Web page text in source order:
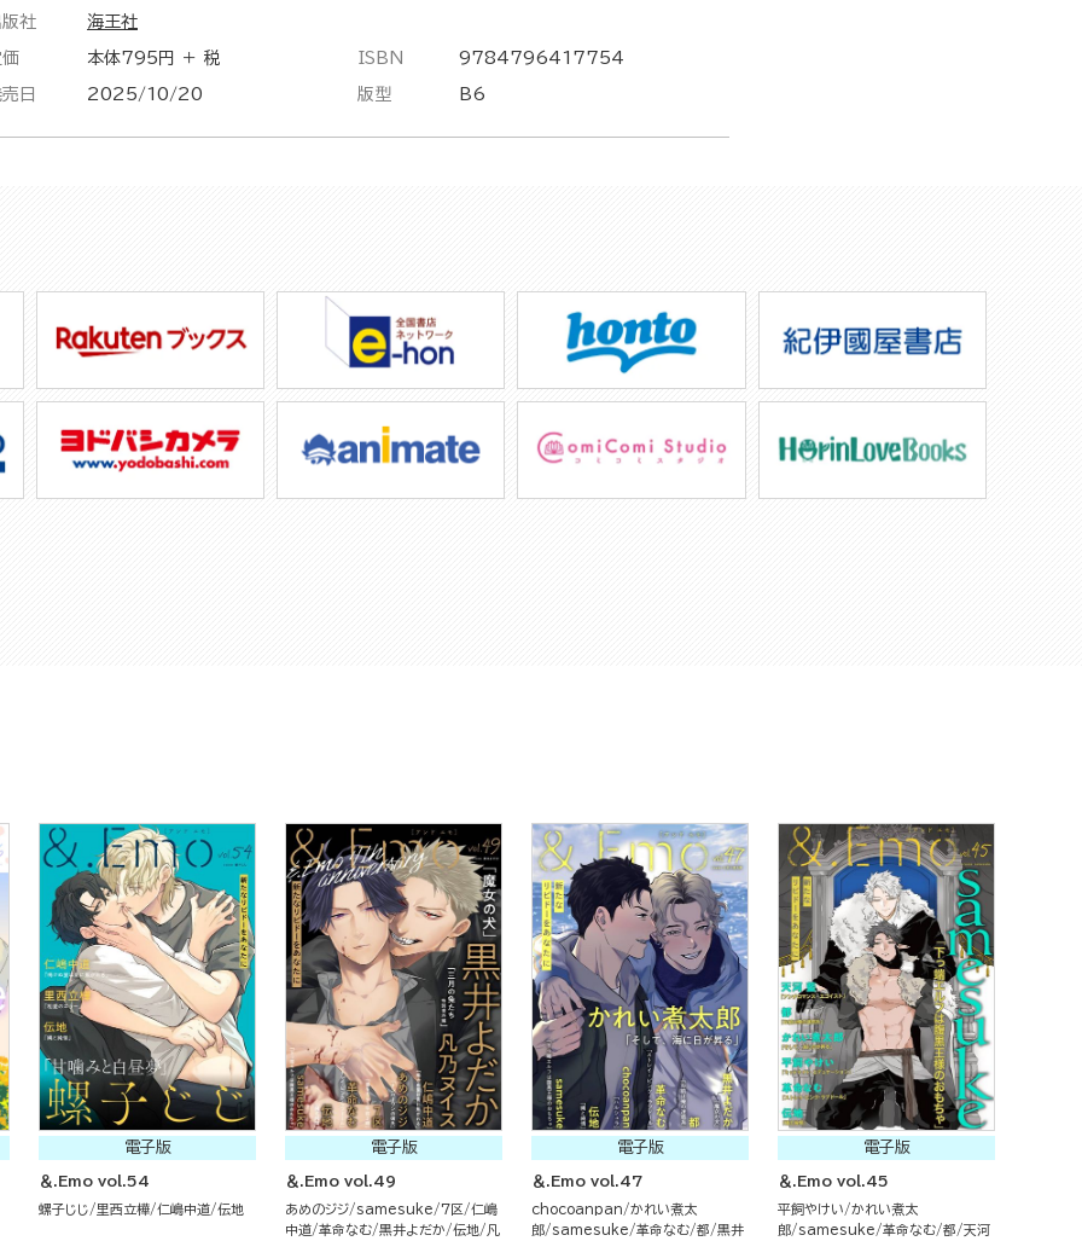
社 海王社
本体795円 ＋ 税
日 2025/10/20
ISBN 9784796417754
版型 B6
電子版
＆.Emo vol.54
螺子じじ 里西立樺 仁嶋中道 伝地
電子版
＆.Emo vol.49
あめのジジ samesuke 7区
仁嶋
中道 革命なむ 黒井よだか 伝地
凡
電子版
＆.Emo vol.47
chocoanpan
かれい煮太
郎
samesuke 革命なむ 都
黒井
電子版
＆.Emo vol.45
平飼やけい
かれい煮太
郎
samesuke 革命なむ 都
天河